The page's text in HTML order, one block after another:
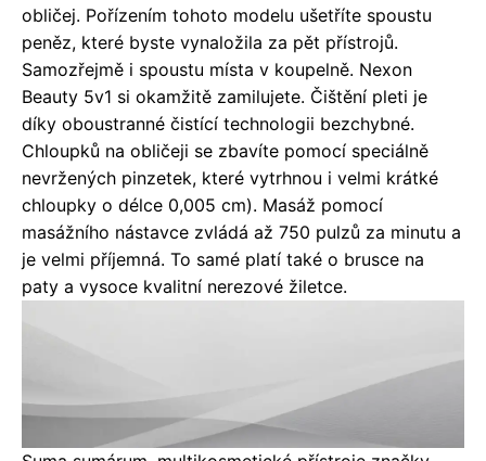
obličej. Pořízením tohoto modelu ušetříte spoustu
peněz, které byste vynaložila za pět přístrojů.
Samozřejmě i spoustu místa v koupelně. Nexon
Beauty 5v1 si okamžitě zamilujete. Čištění pleti je
díky oboustranné čistící technologii bezchybné.
Chloupků na obličeji se zbavíte pomocí speciálně
nevržených pinzetek, které vytrhnou i velmi krátké
chloupky o délce 0,005 cm). Masáž pomocí
masážního nástavce zvládá až 750 pulzů za minutu a
je velmi příjemná. To samé platí také o brusce na
paty a vysoce kvalitní nerezové žiletce.